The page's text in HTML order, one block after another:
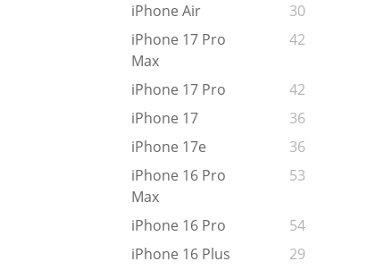
iPhone Air
30
iPhone 17 Pro
Max
42
iPhone 17 Pro
42
iPhone 17
36
iPhone 17e
36
iPhone 16 Pro
Max
53
iPhone 16 Pro
54
iPhone 16 Plus
29